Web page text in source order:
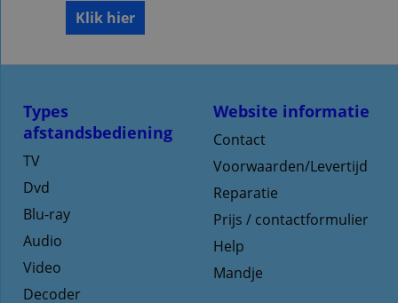
Klik hier
Website informatie
Contact
Voorwaarden/Levertijd
Reparatie
Prijs / contactformulier
Help
Mandje
Types
afstandsbediening
TV
Dvd
Blu-ray
Audio
Video
Decoder